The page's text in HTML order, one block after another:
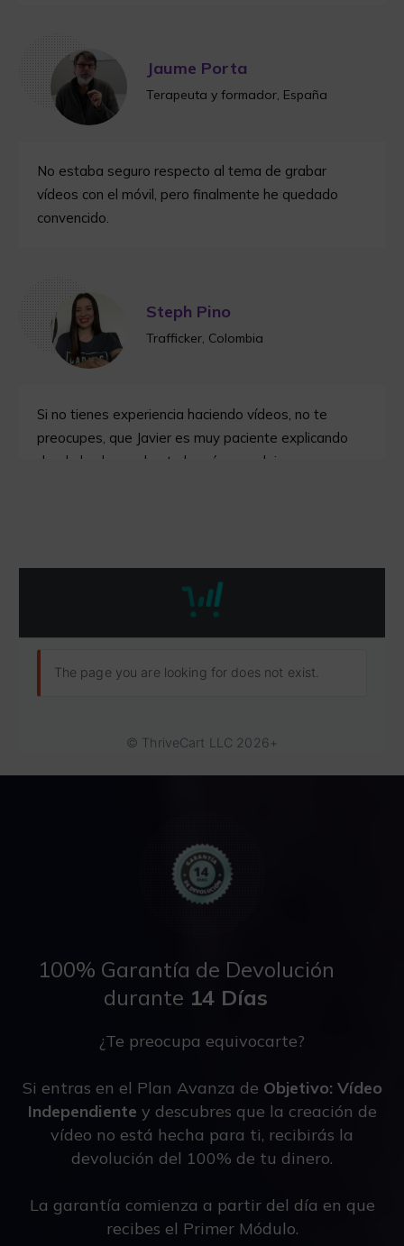
Jaume Porta
Terapeuta y formador, España
No estaba seguro respecto al tema de grabar
vídeos con el móvil, pero finalmente he quedado
convencido.
Steph Pino
Trafficker, Colombia
Si no tienes experiencia haciendo vídeos, no te
preocupes, que Javier es muy paciente explicando
desde las bases hasta lo más complejo.
100% Garantía de Devolución
durante 14 Días
¿Te preocupa equivocarte?
Si entras en el Plan Avanza de Objetivo: Vídeo
Independiente y descubres que la creación de
vídeo no está hecha para ti, recibirás la
devolución del 100% de tu dinero.
La garantía comienza a partir del día en que
recibes el Primer Módulo.